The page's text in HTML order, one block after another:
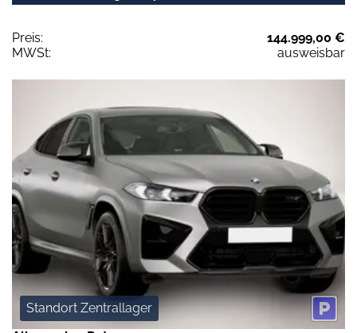
Preis:
144.999,00 €
MWSt:
ausweisbar
Standort Zentrallager